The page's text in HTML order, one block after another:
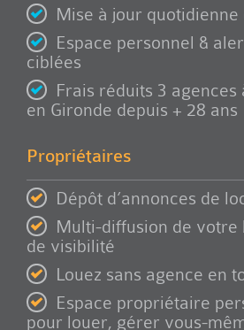
Mise à jour quotidienne
Espace personnel &
ciblées
Frais réduits 3
en Gironde depuis + 28 ans
Propriétaires
Dépôt d’annonces de
Multi-diffusion de votre
de visibilité
Louez sans agence en
Espace propriétaire
pour louer, gérer vous-